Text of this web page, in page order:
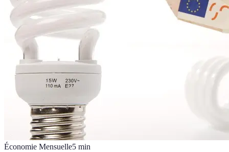
Économie Mensuelle5 min